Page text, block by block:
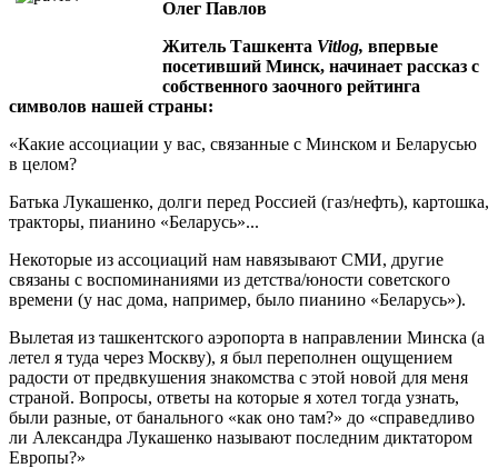
Олег Павлов
Житель Ташкента Vitlog, впер­вые
посетивший Минск, начина­ет рассказ с
собственного заоч­ного рейтинга
символов нашей страны:
«Какие ассоциации у вас, связан­ные с Минском и Беларусью
в це­лом?
Батька Лукашенко, долги пе­ред Россией (газ/нефть), картошка,
тракторы, пианино «Беларусь»...
Некоторые из ассоциаций нам на­вязывают СМИ, другие
связаны с воспоминаниями из детства/юности советского
времени (у нас дома, на­пример, было пианино «Беларусь»).
Вылетая из ташкентского аэропор­та в направлении Минска (а
летел я туда через Москву), я был перепол­нен ощущением
радости от предвку­шения знакомства с этой новой для меня
страной. Вопросы, ответы на которые я хотел тогда узнать,
были разные, от банального «как оно там?» до «справедливо
ли Алексан­дра Лукашенко называют последним диктатором
Европы?»